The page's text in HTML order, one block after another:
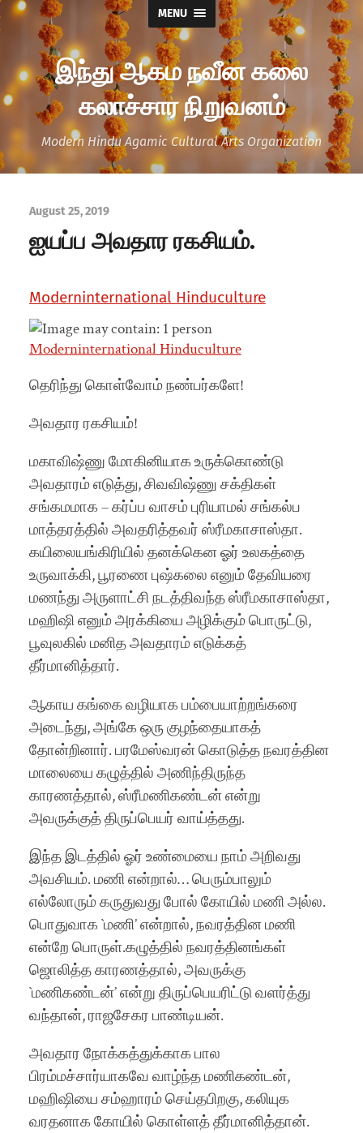
MENU
இந்து ஆகம நவீன கலை
கலாச்சார நிறுவனம்
Modern Hindu Agamic Cultural Arts Organization
August 25, 2019
ஐயப்ப அவதார ரகசியம்.
Moderninternational Hinduculture
Moderninternational Hinduculture
தெரிந்து கொள்வோம் நண்பர்களே!
அவதார ரகசியம்!
மகாவிஷ்ணு மோகினியாக உருக்கொண்டு
அவதாரம் எடுத்து, சிவவிஷ்ணு சக்திகள்
சங்கமமாக – கர்ப்ப வாசம் புரியாமல் சங்கல்ப
மாத்தரத்தில் அவதரித்தவர் ஸ்ரீமகாசாஸ்தா.
கயிலையங்கிரியில் தனக்கென ஓர் உலகத்தை
உருவாக்கி, பூரணை புஷ்கலை எனும் தேவியரை
மணந்து அருளாட்சி நடத்திவந்த ஸ்ரீமகாசாஸ்தா,
மஹிஷி எனும் அரக்கியை அழிக்கும் பொருட்டு,
பூவுலகில் மனித அவதாரம் எடுக்கத்
தீர்மானித்தார்.
ஆகாய கங்கை வழியாக பம்பையாற்றங்கரை
அடைந்து, அங்கே ஒரு குழந்தையாகத்
தோன்றினார். பரமேஸ்வரன் கொடுத்த நவரத்தின
மாலையை கழுத்தில் அணிந்திருந்த
காரணத்தால், ஸ்ரீமணிகண்டன் என்று
அவருக்குத் திருப்பெயர் வாய்த்தது.
இந்த இடத்தில் ஓர் உண்மையை நாம் அறிவது
அவசியம். மணி என்றால்… பெரும்பாலும்
எல்லோரும் கருதுவது போல் கோயில் மணி அல்ல.
பொதுவாக `மணி’ என்றால், நவரத்தின மணி
என்றே பொருள்.கழுத்தில் நவரத்தினங்கள்
ஜொலித்த காரணத்தால், அவருக்கு
`மணிகண்டன்’ என்று திருப்பெயரிட்டு வளர்த்து
வந்தான், ராஜசேகர பாண்டியன்.
அவதார நோக்கத்துக்காக பால
பிரம்மச்சார்யாகவே வாழ்ந்த மணிகண்டன்,
மஹிஷியை சம்ஹாரம் செய்தபிறகு, கலியுக
வரதனாக கோயில் கொள்ளத் தீர்மானித்தான்.